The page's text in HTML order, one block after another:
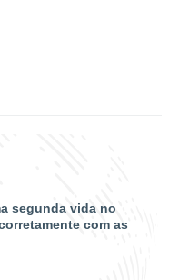
segunda vida no
com as